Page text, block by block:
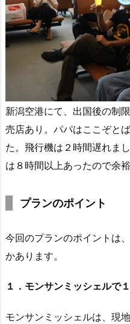
新潟空港にて、出国後の制
売店あり。パパはここぞと
た。飛行機は２時間遅れま
は８時間以上あったので余裕
プランのポイント
今回のプランのポイントは
かあります。
１．モンサンミッシェルで
モンサンミッシェルは、現